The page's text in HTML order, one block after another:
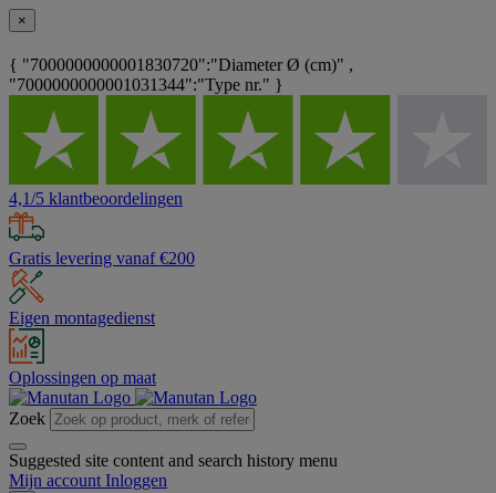
×
{ "7000000000001830720":"Diameter Ø (cm)" ,
"7000000000001031344":"Type nr." }
4,1/5 klantbeoordelingen
Gratis levering vanaf €200
Eigen montagedienst
Oplossingen op maat
Zoek
Suggested site content and search history menu
Mijn account Inloggen